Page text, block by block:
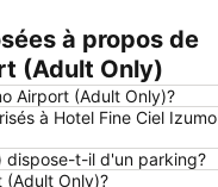
à propos de
(Adult Only)
Airport (Adult Only)?
à Hotel Fine Ciel Izumo
dispose-t-il d'un parking?
(Adult Only)?